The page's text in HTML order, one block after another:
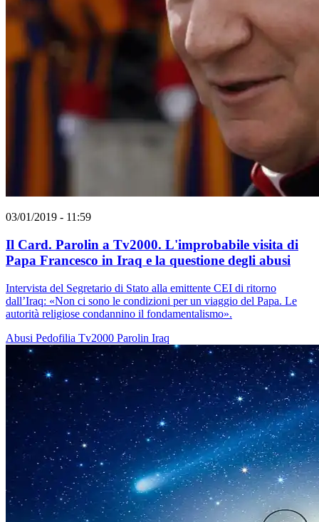
03/01/2019 - 11:59
Il Card. Parolin a Tv2000. L'improbabile visita di
Papa Francesco in Iraq e la questione degli abusi
Intervista del Segretario di Stato alla emittente CEI di ritorno
dall’Iraq: «Non ci sono le condizioni per un viaggio del Papa. Le
autorità religiose condannino il fondamentalismo».
Abusi Pedofilia Tv2000 Parolin Iraq